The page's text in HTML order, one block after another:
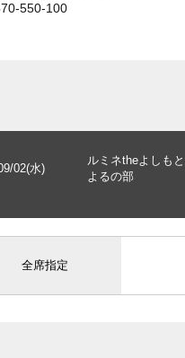
550-100
02(水)
ルミネtheよしも
よるの部
全席指定